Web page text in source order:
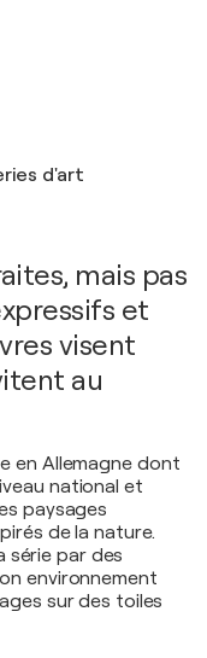
d'art
mais pas
et
visent
au
en Allemagne dont
national et
paysages
de la nature.
série par des
environnement
sur des toiles